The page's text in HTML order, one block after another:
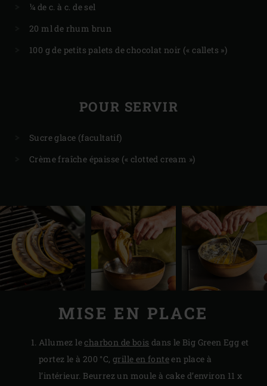
¼ de c. à c. de sel
20 ml de rhum brun
100 g de petits palets de chocolat noir (« callets »)
POUR SERVIR
Sucre glace (facultatif)
Crème fraîche épaisse (« clotted cream »)
MISE EN PLACE
Allumez lecharbon de bois dans le Big Green Egg et
portez le à 200 °C,grille en fonteen place à
l’intérieur. Beurrez un moule à cake d’environ 11 x